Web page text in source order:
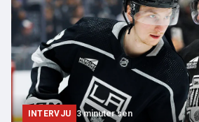
INTERVJU 3 minuter sen